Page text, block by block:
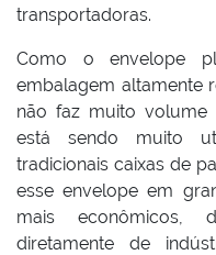
transportadoras.
Como o envelope
embalagem altamente
não faz muito volume
está sendo muito
tradicionais caixas de
esse envelope em
mais econômicos,
diretamente de